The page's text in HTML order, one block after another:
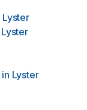
Lyster
Lyster
in Lyster